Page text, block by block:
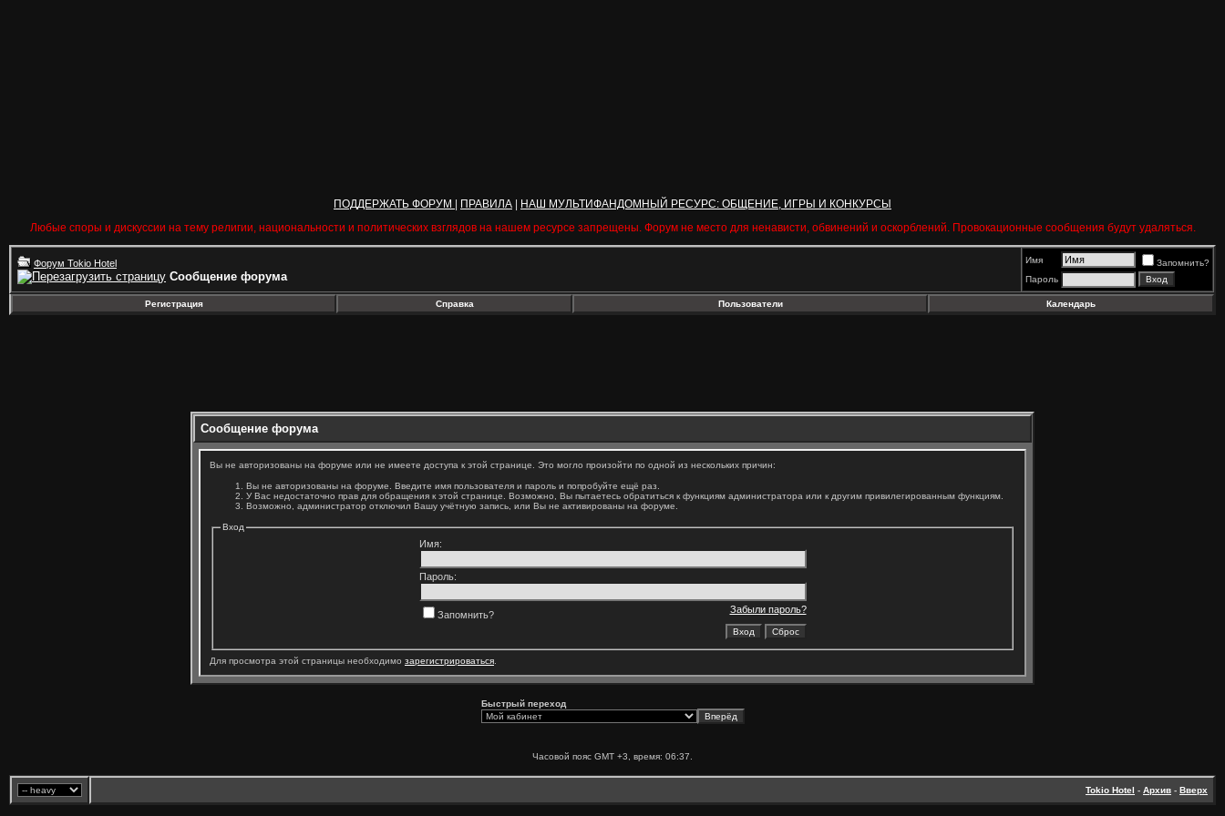
ПОДДЕРЖАТЬ ФОРУМ ПРАВИЛА
НАШ МУЛЬТИФАНДОМНЫЙ РЕСУРС: ОБЩЕНИЕ, ИГРЫ И КОНКУРСЫ
Любые споры и дискуссии на тему религии, национальности и политических взглядов на нашем ресурсе запрещены. Форум не место для ненависти, обвинений и оскорблений. Провокационные сообщения будут удаляться.
Форум Tokio Hotel
Сообщение форума
Имя
Запомнить?
Пароль
Регистрация Справка Пользователи Календарь
Сообщение форума
Вы не авторизованы на форуме или не имеете доступа к этой странице. Это могло произойти по одной из нескольких причин:
Вы не авторизованы на форуме. Введите имя пользователя и пароль и попробуйте ещё раз.
У Вас недостаточно прав для обращения к этой странице. Возможно, Вы пытаетесь обратиться к функциям администратора или к другим привилегированным функциям.
Возможно, администратор отключил Вашу учётную запись, или Вы не активированы на форуме.
Вход
Имя:
Пароль:
Забыли пароль?
Запомнить?
Для просмотра этой страницы необходимо зарегистрироваться
Быстрый переход
Часовой пояс GMT +3, время: 06:37
Tokio Hotel - Архив - Вверх